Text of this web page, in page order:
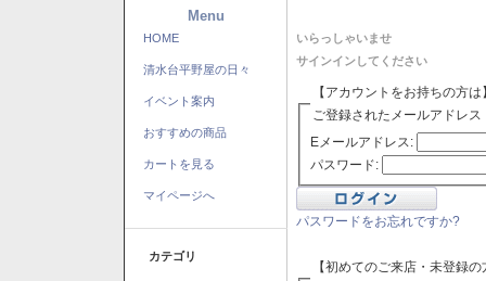
Menu
HOME
清水台平野屋の日々
イベント案内
おすすめの商品
カートを見る
マイページへ
カテゴリ
いらっしゃいませ
サインインしてください
【アカウントをお持ちの方は
ご登録されたメールアドレ
Eメールアドレス:
パスワード:
パスワードをお忘れですか?
【初めてのご来店・未登録の